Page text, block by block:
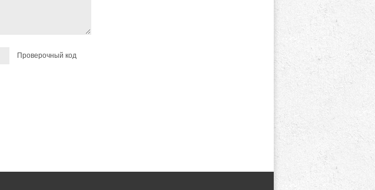
Проверочный код